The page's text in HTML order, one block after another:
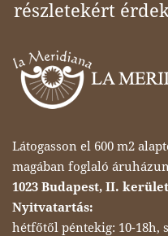
részletekért
Látogasson el 600 m2
magában foglaló
1023 Budapest, II.
Nyitvatartás:
hétfőtől péntekig: 10-18h,